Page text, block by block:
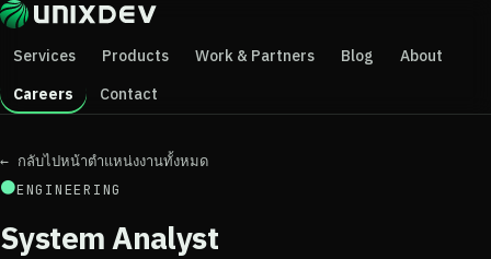
Services Products Work & Partners Blog
About
Careers
Contact
← กลับไปหน้าตำแหน่งงานทั้งหมด
●ENGINEERING
System Analyst